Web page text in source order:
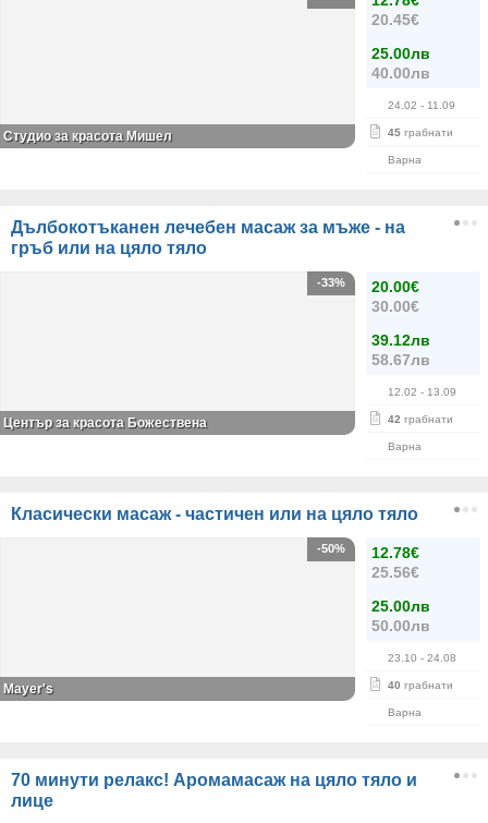
20.45€
25.00лв
40.00лв
24.02 - 11.09
45 грабнати
Варна
Студио за красота Мишел
Дълбокотъканен лечебен масаж за мъже - на
гръб или на цяло тяло
20.00€
30.00€
39.12лв
58.67лв
12.02 - 13.09
42 грабнати
Варна
-33%
Център за красота Божествена
Класически масаж - частичен или на цяло тяло
12.78€
25.56€
25.00лв
50.00лв
23.10 - 24.08
40 грабнати
Варна
-50%
Mayer's
70 минути релакс! Аромамасаж на цяло тяло и
лице